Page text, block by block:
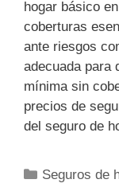
hogar básico
coberturas
ante riesgos
adecuada para
mínima sin
precios de
del seguro de
Categorías
Seguros de